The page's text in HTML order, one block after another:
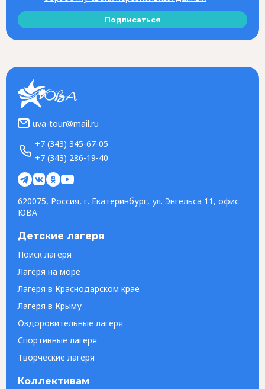
Подписаться
uva-tour@mail.ru
+7 (343) 345-67-05
+7 (343) 286-19-40
620075, Россия, г. Екатеринбург, ул. Энгельса 11, офис
ЮВА
Детские лагеря
Поиск лагеря
Лагеря на море
Лагеря в Краснодарском крае
Лагеря в Крыму
Оздоровительные лагеря
Спортивные лагеря
Творческие лагеря
Коллективам